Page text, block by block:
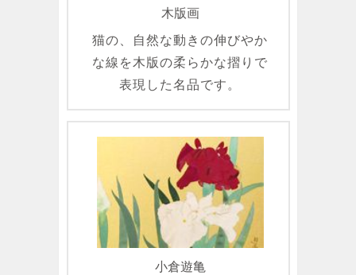
木版画
猫の、自然な動きの伸びやか
な線を木版の柔らかな摺りで
表現した名品です。
小倉遊亀